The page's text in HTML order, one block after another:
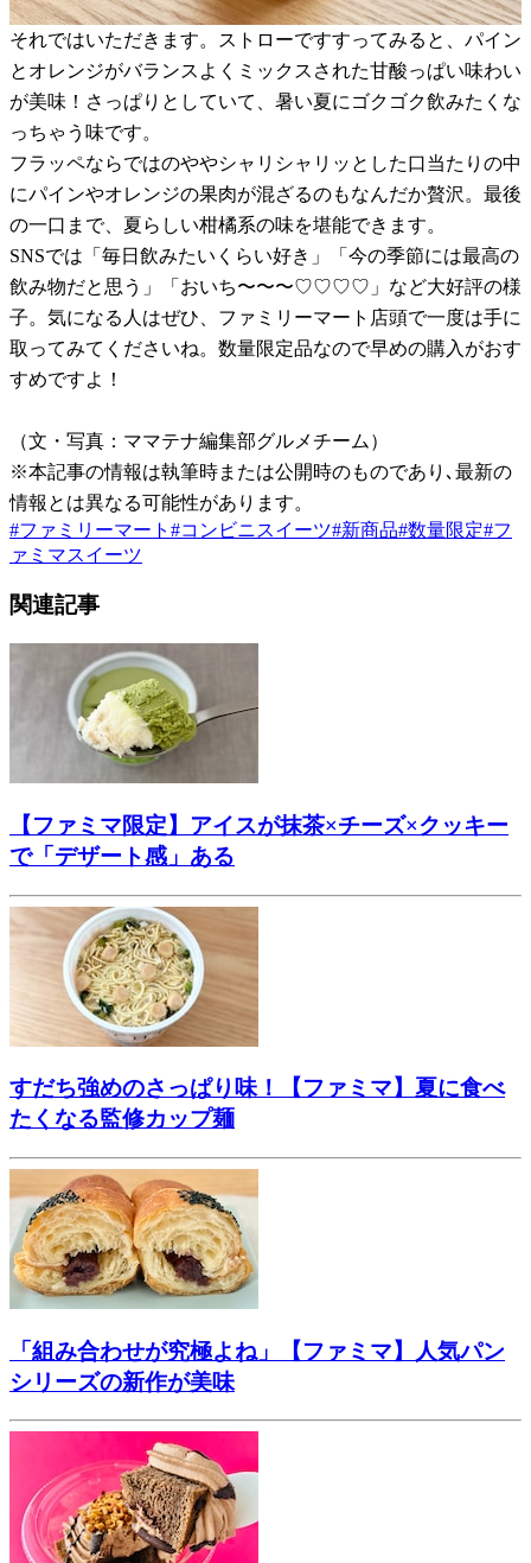
それではいただきます。ストローですすってみると、パイン
とオレンジがバランスよくミックスされた甘酸っぱい味わい
が美味！さっぱりとしていて、暑い夏にゴクゴク飲みたくな
っちゃう味です。
フラッペならではのややシャリシャリッとした口当たりの中
にパインやオレンジの果肉が混ざるのもなんだか贅沢。最後
の一口まで、夏らしい柑橘系の味を堪能できます。
SNSでは「毎日飲みたいくらい好き」「今の季節には最高の
飲み物だと思う」「おいち〜〜〜♡♡♡♡」など大好評の様
子。気になる人はぜひ、ファミリーマート店頭で一度は手に
取ってみてくださいね。数量限定品なので早めの購入がおす
すめですよ！
（文・写真：ママテナ編集部グルメチーム）
※本記事の情報は執筆時または公開時のものであり､最新の
情報とは異なる可能性があります。
#ファミリーマート #コンビニスイーツ#新商品#数量限定#フ
ァミマスイーツ
関連記事
【ファミマ限定】アイスが抹茶×チーズ×クッキー
で「デザート感」ある
すだち強めのさっぱり味！【ファミマ】夏に食べ
たくなる監修カップ麺
「組み合わせが究極よね」【ファミマ】人気パン
シリーズの新作が美味